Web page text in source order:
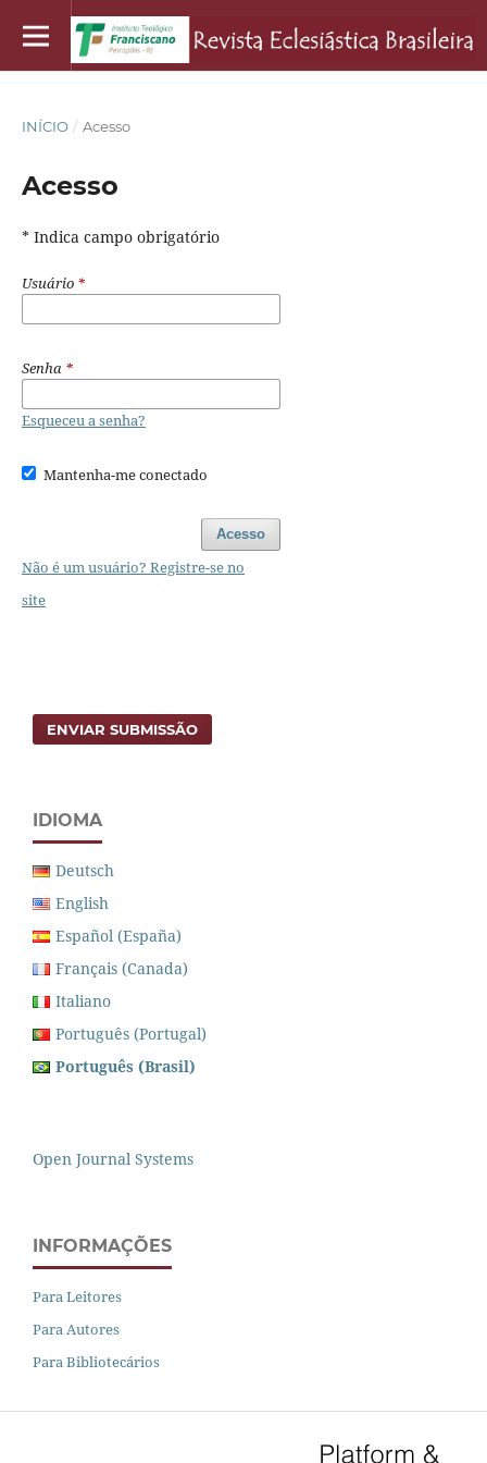
INÍCIO / Acesso
Acesso
* Indica campo obrigatório
Usuário *
Senha *
Esqueceu a senha?
Mantenha-me conectado
Acesso
Não é um usuário? Registre-se no
site
ENVIAR SUBMISSÃO
IDIOMA
Deutsch
English
Español (España)
Français (Canada)
Italiano
Português (Portugal)
Português (Brasil)
Open Journal Systems
INFORMAÇÕES
Para Leitores
Para Autores
Para Bibliotecários